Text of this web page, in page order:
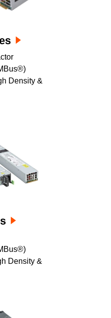
Density &
Density &